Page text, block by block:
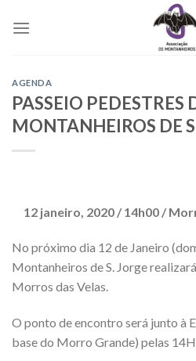
AGENDA
PASSEIO PEDESTRES
MONTANHEIROS DE
12 janeiro, 2020 / 14h00 /
No próximo dia 12 de Janeiro
Montanheiros de S. Jorge
Morros das Velas.
O ponto de encontro será junto à
base do Morro Grande) pelas